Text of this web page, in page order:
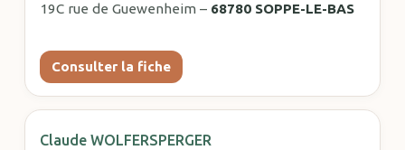
19C rue de Guewenheim – 68780 SOPPE-LE-BAS
Consulter la fiche
Claude WOLFERSPERGER